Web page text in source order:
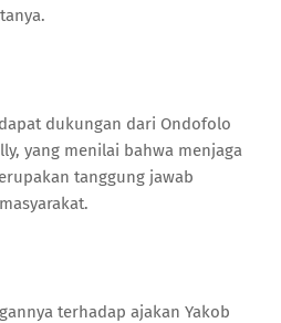
dukungan dari Ondofolo
yang menilai bahwa menjaga
tanggung jawab
terhadap ajakan Yakob